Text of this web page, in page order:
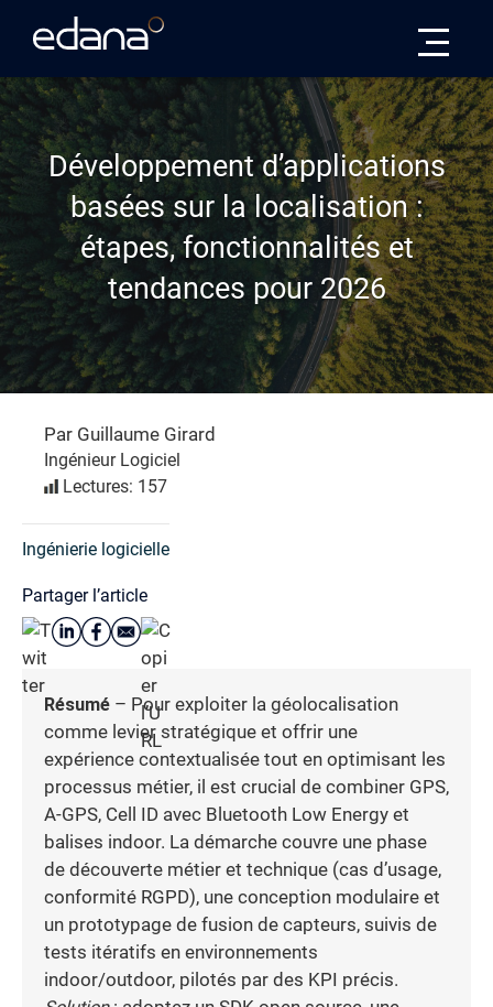
Développement d’applications
basées sur la localisation :
étapes, fonctionnalités et
tendances pour 2026
Par Guillaume Girard
Ingénieur Logiciel
Lectures: 157
Ingénierie logicielle
Partager l’article
Résumé – Pour exploiter la géolocalisation
comme levier stratégique et offrir une
expérience contextualisée tout en optimisant les
processus métier, il est crucial de combiner GPS,
A-GPS, Cell ID avec Bluetooth Low Energy et
balises indoor. La démarche couvre une phase
de découverte métier et technique (cas d’usage,
conformité RGPD), une conception modulaire et
un prototypage de fusion de capteurs, suivis de
tests itératifs en environnements
indoor/outdoor, pilotés par des KPI précis.